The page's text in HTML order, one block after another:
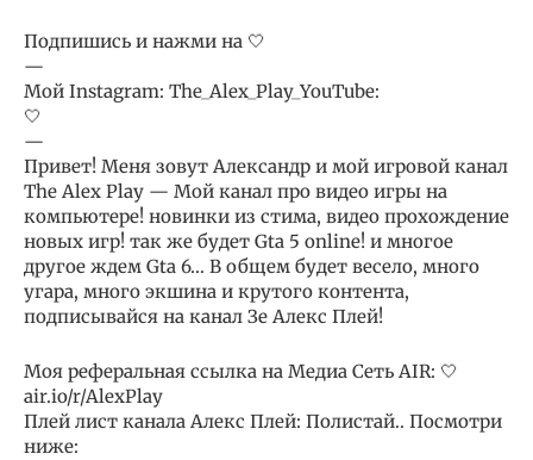
Подпишись и нажми на 🤍
—
Мой Instagram: The_Alex_Play_YouTube:
🤍
—
Привет! Меня зовут Александр и мой игровой канал
The Alex Play — Мой канал про видео игры на
компьютере! новинки из стима, видео прохождение
новых игр! так же будет Gta 5 online! и многое
другое ждем Gta 6… В общем будет весело, много
угара, много экшина и крутого контента,
подписывайся на канал Зе Алекс Плей!
Моя реферальная ссылка на Медиа Сеть AIR: 🤍
air.io/r/AlexPlay
Плей лист канала Алекс Плей: Полистай.. Посмотри
ниже: